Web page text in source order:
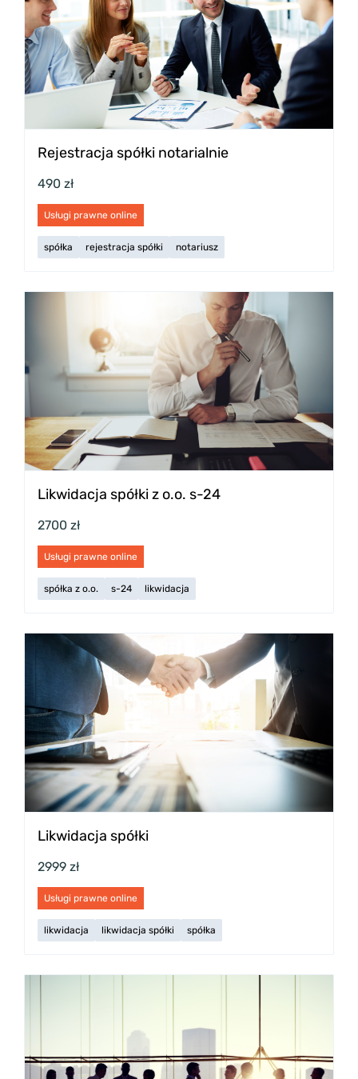
Rejestracja spółki notarialnie
490 zł
Usługi prawne online
spółka rejestracja spółki notariusz
Likwidacja spółki z o.o. s-24
2700 zł
Usługi prawne online
spółka z o.o. s-24 likwidacja
Likwidacja spółki
2999 zł
Usługi prawne online
likwidacja likwidacja spółki spółka